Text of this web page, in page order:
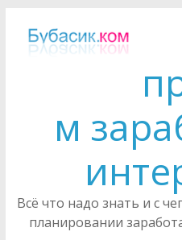
м
Всё что надо знать и с
планировании